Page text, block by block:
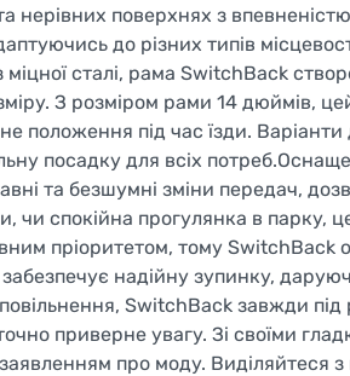
нерівних поверхнях з
до різних типів
сталі, рама SwitchBack
З розміром рами 14 дюймів,
положення під час їзди. Варіанти
посадку для всіх
та безшумні зміни передач,
чи спокійна прогулянка в парку,
пріоритетом, тому
надійну зупинку,
SwitchBack завжди
приверне увагу. Зі своїми
про моду. Виділяйтеся з